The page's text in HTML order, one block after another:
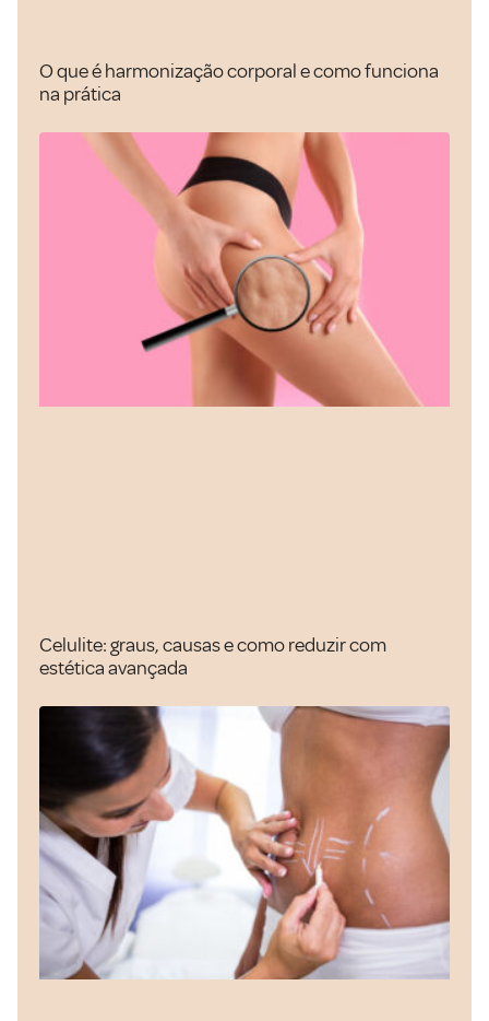
O que é harmonização corporal e como funciona
na prática
Celulite: graus, causas e como reduzir com
estética avançada